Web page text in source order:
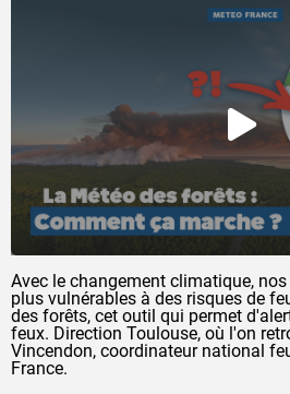
Avec le changement climatique,
plus vulnérables à des risques de
des forêts, cet outil qui permet
feux. Direction Toulouse, où l'on
Vincendon, coordinateur national
France.